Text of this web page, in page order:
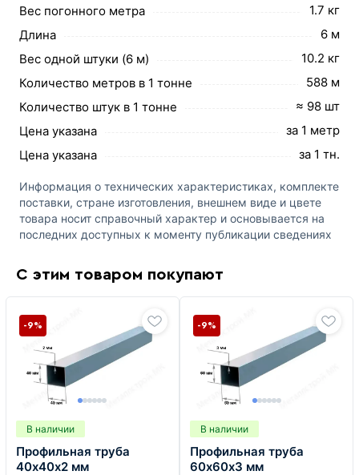
Вес погонного метра
1.7 кг
Длина
6 м
Вес одной штуки (6 м)
10.2 кг
Количество метров в 1 тонне
588 м
Количество штук в 1 тонне
≈ 98 шт
Цена указана
за 1 метр
Цена указана
за 1 тн.
Информация о технических характеристиках, комплекте
поставки, стране изготовления, внешнем виде и цвете
товара носит справочный характер и основывается на
последних доступных к моменту публикации сведениях
С этим товаром покупают
В наличии
Профильная труба
40х40х2 мм
-9%
В наличии
Профильная труба
60х60х3 мм
-9%